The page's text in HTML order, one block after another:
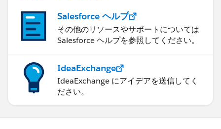
Salesforce ヘルプ
その他のリソースやサポートについては
Salesforce ヘルプを参照してください。
IdeaExchange
IdeaExchange にアイデアを送信してく
ださい。